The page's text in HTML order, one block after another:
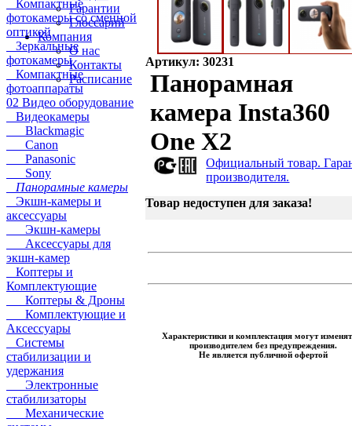
Гарантии
Глоссарий
Компания
О нас
Контакты
Расписание
Компактные
фотокамеры со сменной
оптикой
Зеркальные
фотокамеры
Компактные
фотоаппараты
02 Видео оборудование
Видеокамеры
Blackmagic
Canon
Panasonic
Sony
Панорамные камеры
Экшн-камеры и
аксессуары
Экшн-камеры
Аксессуары для
экшн-камер
Коптеры и
Комплектующие
Коптеры & Дроны
Комплектующие и
Аксессуары
Системы
стабилизации и
удержания
Электронные
стабилизаторы
Механические
Артикул: 30231
Панорамная
камера Insta360
One X2
Официальный товар.
производителя.
Товар недоступен для заказа!
Характеристики и комплектация могут
производителем без предупреждения.
Не является публичной офертой